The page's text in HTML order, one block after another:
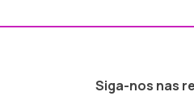
Siga-nos nas